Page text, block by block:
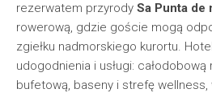
rezerwatem przyrody Sa Punta de
rowerową, gdzie goście mogą
zgiełku nadmorskiego kurortu.
udogodnienia i usługi:
bufetową, baseny i strefę wellness,